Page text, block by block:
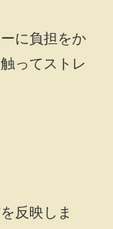
に負担をか
ってストレ
反映しま